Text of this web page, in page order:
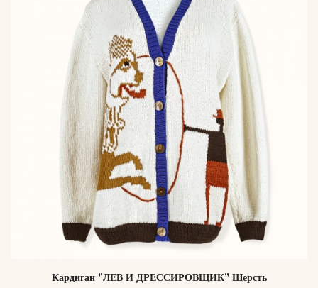
Кардиган "ЛЕВ И ДРЕССИРОВЩИК" Шерсть